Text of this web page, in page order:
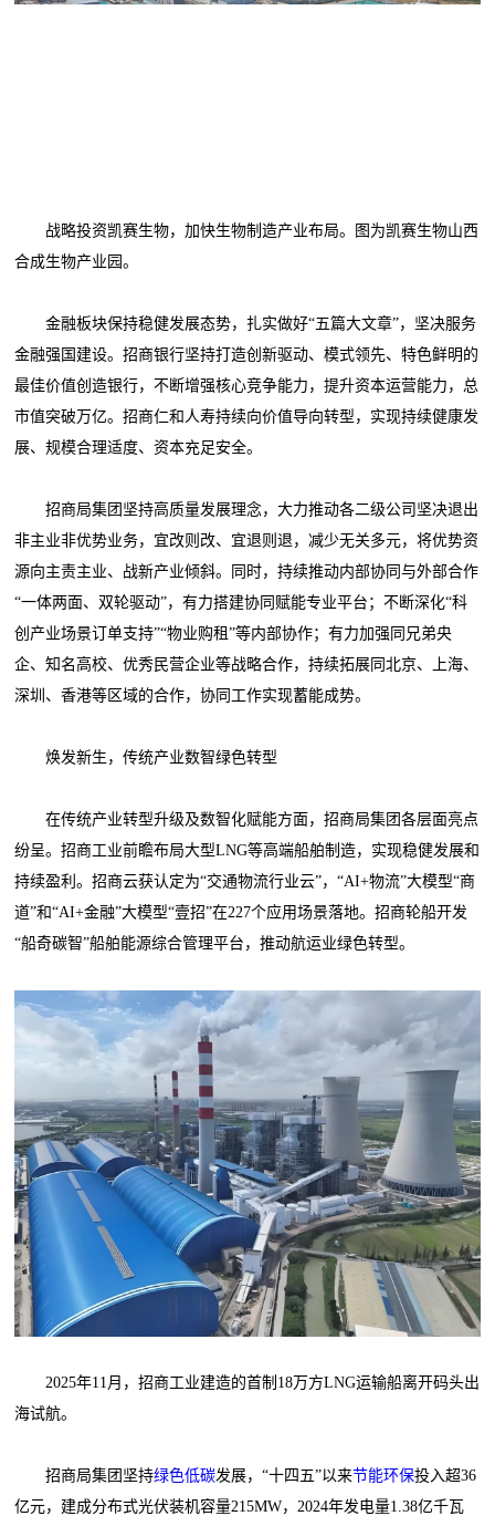
战略投资凯赛生物，加快生物制造产业布局。图为凯赛生物山西
合成生物产业园。
金融板块保持稳健发展态势，扎实做好“五篇大文章”，坚决服务
金融强国建设。招商银行坚持打造创新驱动、模式领先、特色鲜明的
最佳价值创造银行，不断增强核心竞争能力，提升资本运营能力，总
市值突破万亿。招商仁和人寿持续向价值导向转型，实现持续健康发
展、规模合理适度、资本充足安全。
招商局集团坚持高质量发展理念，大力推动各二级公司坚决退出
非主业非优势业务，宜改则改、宜退则退，减少无关多元，将优势资
源向主责主业、战新产业倾斜。同时，持续推动内部协同与外部合作
“一体两面、双轮驱动”，有力搭建协同赋能专业平台；不断深化“科
创产业场景订单支持”“物业购租”等内部协作；有力加强同兄弟央
企、知名高校、优秀民营企业等战略合作，持续拓展同北京、上海、
深圳、香港等区域的合作，协同工作实现蓄能成势。
焕发新生，传统产业数智绿色转型
在传统产业转型升级及数智化赋能方面，招商局集团各层面亮点
纷呈。招商工业前瞻布局大型LNG等高端船舶制造，实现稳健发展和
持续盈利。招商云获认定为“交通物流行业云”，“AI+物流”大模型“商
道”和“AI+金融”大模型“壹招”在227个应用场景落地。招商轮船开发
“船奇碳智”船舶能源综合管理平台，推动航运业绿色转型。
2025年11月，招商工业建造的首制18万方LNG运输船离开码头出
海试航。
招商局集团坚持绿色低碳发展，“十四五”以来节能环保投入超36
亿元，建成分布式光伏装机容量215MW，2024年发电量1.38亿千瓦